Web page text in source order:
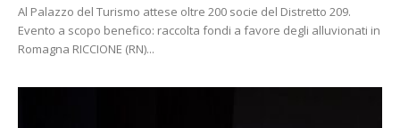
Al Palazzo del Turismo attese oltre 200 socie del Distretto 209.
Evento a scopo benefico: raccolta fondi a favore degli alluvionati in
Romagna RICCIONE (RN)...